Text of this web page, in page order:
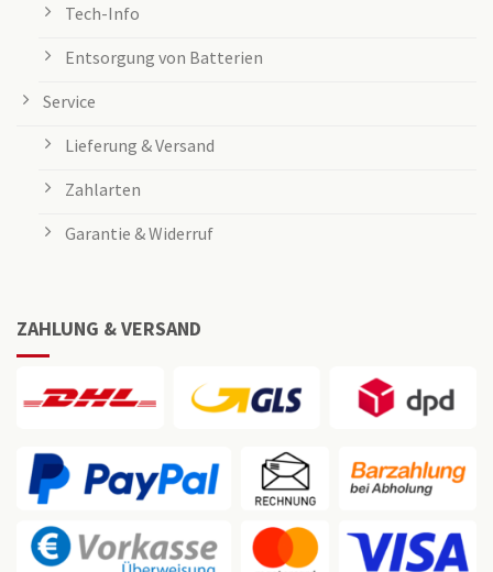
Tech-Info
Entsorgung von Batterien
Service
Lieferung & Versand
Zahlarten
Garantie & Widerruf
ZAHLUNG & VERSAND